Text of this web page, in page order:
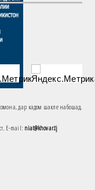
дар кадом шакле набошад,
E-mail: niat@khovar.tj